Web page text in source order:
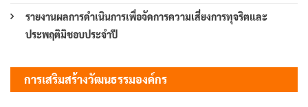
รายงานผลการดำเนินการเพื่อจัดการความเสี่ยงการทุจริตและ
ประพฤติมิชอบประจำปี
การเสริมสร้างวัฒนธรรมองค์กร